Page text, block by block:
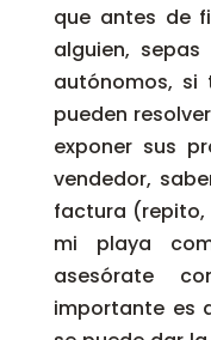
que antes de
alguien,
autónomos, si
pueden
exponer sus
vendedor,
factura
mi playa
asesórate
importante es